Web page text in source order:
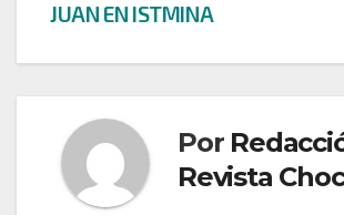
JUAN EN ISTMINA
Por
Revista